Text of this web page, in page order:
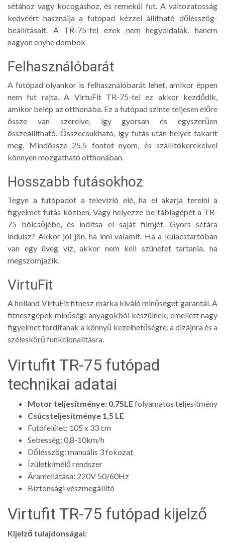
sétához vagy kocogáshoz, és remekül fut. A változatosság
kedvéért használja a futópad kézzel állítható dőlésszög-
beállításait. A TR-75-tel ezek nem hegyoldalak, hanem
nagyon enyhe dombok.
Felhasználóbarát
A futópad olyankor is felhasználóbarát lehet, amikor éppen
nem fut rajta. A VirtuFit TR-75-tel ez akkor kezdődik,
amikor belép az otthonába. Ez a futópad szinte teljesen előre
össze van szerelve, így gyorsan és egyszerűen
összeállítható. Összecsukható, így futás után helyet takarít
meg. Mindössze 25,5 fontot nyom, és szállítókerekeivel
könnyen mozgatható otthonában.
Hosszabb futásokhoz
Tegye a futópadot a televízió elé, ha el akarja terelni a
figyelmét futás közben. Vagy helyezze be táblagépét a TR-
75 bölcsőjébe, és indítsa el saját filmjét. Gyors sétára
indulsz? Akkor jól jön, ha inni valamit. Ha a kulacstartóban
van egy üveg víz, akkor nem kell szünetet tartania, ha
megszomjazik.
VirtuFit
A holland VirtuFit fitnesz márka kiváló minőséget garantál. A
fitneszgépek minőségi anyagokból készülnek, emellett nagy
figyelmet fordítanak a könnyű kezelhetőségre, a dizájnra és a
széleskörű funkcionalitásra.
Virtufit TR-75 futópad
technikai adatai
Motor teljesítménye: 0,75LEfolyamatos teljesítmény
Csúcsteljesítménye 1,5 LE
Futófelület: 105 x 33 cm
Sebesség: 0,8-10km/h
Dőlésszög: manuális 3 fokozat
Ízületkímélő rendszer
Áramellátása: 220V 50/60Hz
Biztonsági vészmegállító
Virtufit TR-75 futópad kijelző
Kijelző tulajdonságai: